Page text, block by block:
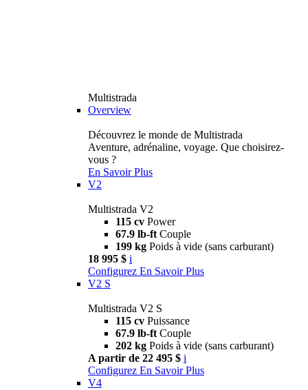
Multistrada
Overview
Découvrez le monde de Multistrada
Aventure, adrénaline, voyage. Que choisirez-
vous ?
En Savoir Plus
V2
Multistrada V2
115 cv Power
67.9 lb-ft Couple
199 kg Poids à vide (sans carburant)
18 995 $ i
Configurez En Savoir Plus
V2 S
Multistrada V2 S
115 cv Puissance
67.9 lb-ft Couple
202 kg Poids à vide (sans carburant)
A partir de 22 495 $ i
Configurez En Savoir Plus
V4